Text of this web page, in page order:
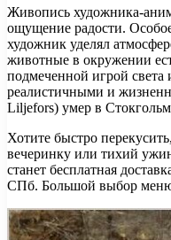
Живопись художника-
ощущение радости.
художник уделял
животные в окружении
подмеченной игрой света
реалистичными и
Liljefors) умер в
Хотите быстро
вечеринку или тихий
станет бесплатная
СПб. Большой выбор меню